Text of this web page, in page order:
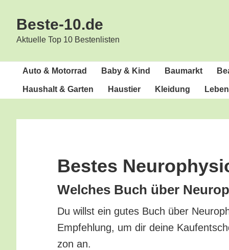
Hauptnavigation
springen
Inhalt
springen
Beste-10.de
Aktuelle Top 10 Bestenlisten
Auto & Motorrad Baby & Kind Bau­markt
Haus­halt & Garten Haus­tier Klei­dung
Bes­tes
Wel­ches Buch über
Du willst ein gutes Buch über
Emp­feh­lung, um dir dei­ne
zon an.